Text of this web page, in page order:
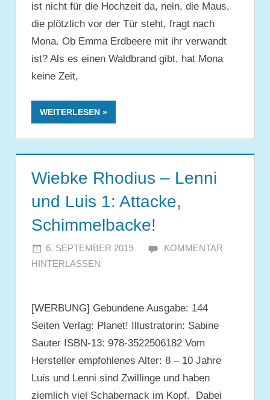
ist nicht für die Hochzeit da, nein, die Maus,
die plötzlich vor der Tür steht, fragt nach
Mona. Ob Emma Erdbeere mit ihr verwandt
ist? Als es einen Waldbrand gibt, hat Mona
keine Zeit,
WEITERLESEN
Wiebke Rhodius – Lenni
und Luis 1: Attacke,
Schimmelbacke!
6. SEPTEMBER 2019 JULIA
KOMMENTAR
HINTERLASSEN
[WERBUNG] Gebundene Ausgabe: 144
Seiten Verlag: Planet! Illustratorin: Sabine
Sauter ISBN-13: 978-3522506182 Vom
Hersteller empfohlenes Alter: 8 – 10 Jahre
Luis und Lenni sind Zwillinge und haben
ziemlich viel Schabernack im Kopf. Dabei